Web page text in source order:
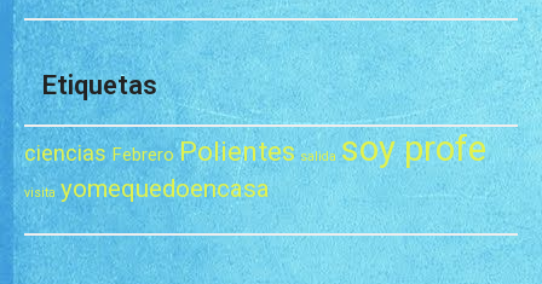
Etiquetas
ciencias Febrero Polientes salida soy profe
visita yomequedoencasa